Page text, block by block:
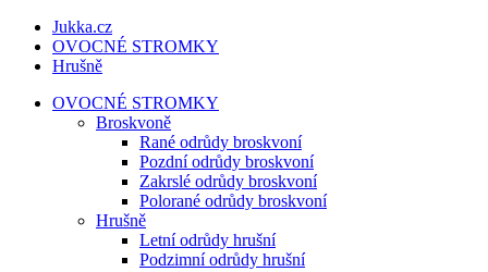
Jukka.cz
OVOCNÉ STROMKY
Hrušně
OVOCNÉ STROMKY
Broskvoně
Rané odrůdy broskvoní
Pozdní odrůdy broskvoní
Zakrslé odrůdy broskvoní
Polorané odrůdy broskvoní
Hrušně
Letní odrůdy hrušní
Podzimní odrůdy hrušní